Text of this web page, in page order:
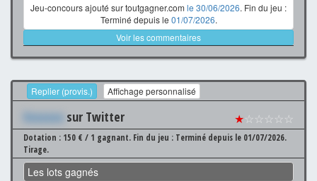
Jeu-concours ajouté sur toutgagner.com le 30/06/2026. Fin du jeu :
Terminé depuis le 01/07/2026.
Voir les commentaires
Replier (provis.) Affichage personnalisé
Xxxxxxx sur Twitter ★☆☆☆☆☆
Dotation : 150 € / 1 gagnant. Fin du jeu : Terminé depuis le 01/07/2026.
Tirage.
Les lots gagnés